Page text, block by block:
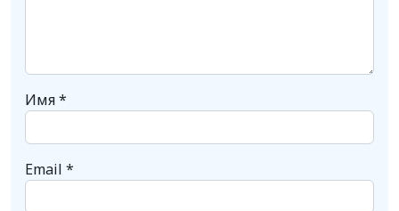
Имя*
Email *